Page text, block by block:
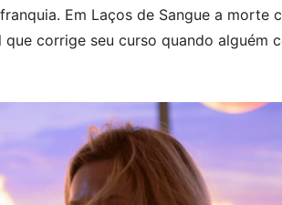
Em Laços de Sangue a morte
corrige seu curso quando alguém